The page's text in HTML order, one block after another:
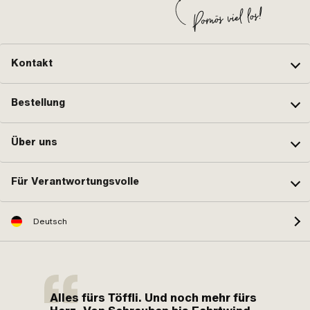
Kontakt
Bestellung
Über uns
Für Verantwortungsvolle
Deutsch
Alles fürs Töffli. Und noch mehr fürs